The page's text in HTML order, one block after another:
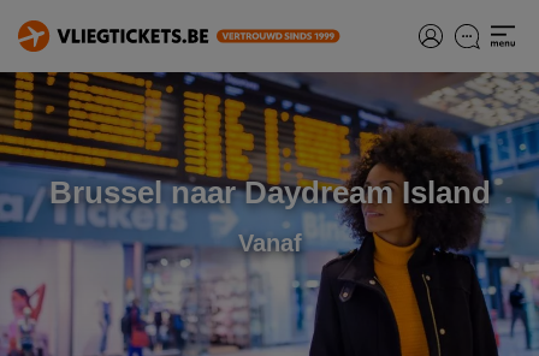
Brussel naar Daydream Island
Vanaf